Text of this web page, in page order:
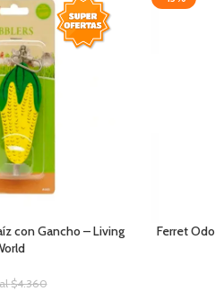
con Gancho – Living
$4.360
Ferret